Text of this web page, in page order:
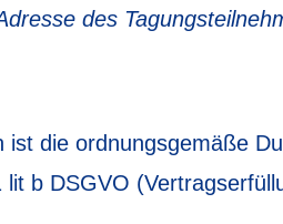
des
die ordnungsgemäße
b DSGVO